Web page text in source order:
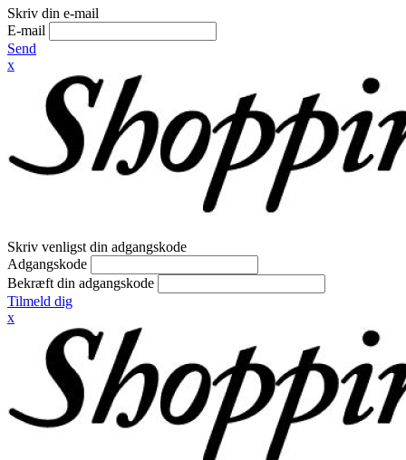
Skriv din e-mail
E-mail
Send
x
Skriv venligst din adgangskode
Adgangskode
Bekræft din adgangskode
Tilmeld dig
x